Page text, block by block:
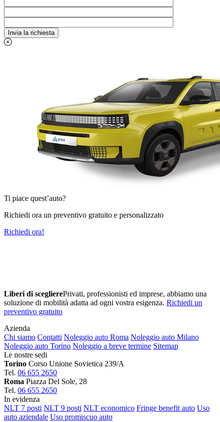
Ti piace quest’auto?
Richiedi ora un preventivo gratuito e personalizzato
Richiedi ora!
Liberi di sceglierePrivati, professionisti ed imprese, abbiamo una
soluzione di mobilità adatta ad ogni vostra esigenza. Richiedi un
preventivo gratuito
Azienda
Chi siamo Contatti Noleggio auto Roma Noleggio auto Milano
Noleggio auto Torino Noleggio a breve termine Sitemap
Le nostre sedi
Torino Corso Unione Sovietica 239/A
Tel. 06 655 2650
Roma Piazza Del Sole, 28
Tel. 06 655 2650
In evidenza
NLT 7 posti NLT 9 posti NLT economico Fringe benefit auto Uso
auto aziendale Uso promiscuo auto